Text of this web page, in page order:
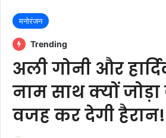
मनोरंजन
Trending
अली गोनी और
नाम साथ क्यों जोड़ा
वजह कर देगी हैरान!